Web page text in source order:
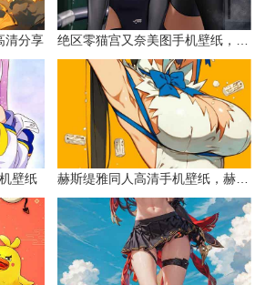
清分享 绝区零猫宫又奈美图手机壁纸，可爱黑皮猫娘
壁纸 赫斯缇雅同人高清手机壁纸，赫斯缇雅是什么神？